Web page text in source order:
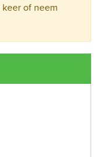
of neem
probeer het